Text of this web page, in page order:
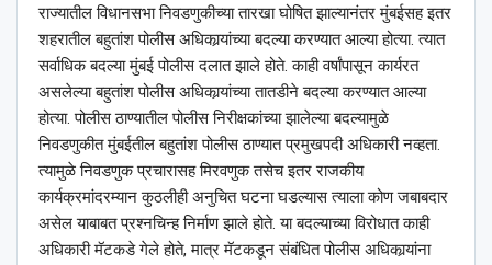
राज्यातील विधानसभा निवडणुकीच्या तारखा घोषित झाल्यानंतर मुंबईसह इतर
शहरातील बहुतांश पोलीस अधिकार्‍यांच्या बदल्या करण्यात आल्या होत्या. त्यात
सर्वाधिक बदल्या मुंबई पोलीस दलात झाले होते. काही वर्षांपासून कार्यरत
असलेल्या बहुतांश पोलीस अधिकार्‍यांच्या तातडीने बदल्या करण्यात आल्या
होत्या. पोलीस ठाण्यातील पोलीस निरीक्षकांच्या झालेल्या बदल्यामुळे
निवडणुकीत मुंबईतील बहुतांश पोलीस ठाण्यात प्रमुखपदी अधिकारी नव्हता.
त्यामुळे निवडणुक प्रचारासह मिरवणुक तसेच इतर राजकीय
कार्यक्रमांदरम्यान कुठलीही अनुचित घटना घडल्यास त्याला कोण जबाबदार
असेल याबाबत प्रश्‍नचिन्ह निर्माण झाले होते. या बदल्याच्या विरोधात काही
अधिकारी मॅटकडे गेले होते, मात्र मॅटकडून संबंधित पोलीस अधिकार्‍यांना